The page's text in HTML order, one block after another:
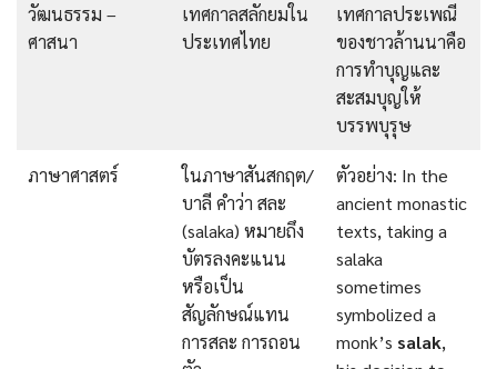
วัฒนธรรม –
ศาสนา
เทศกาลสลักยมใน
ประเทศไทย
เทศกาลประเพณี
ของชาวล้านนาคือ
การทำบุญและ
สะสมบุญให้
บรรพบุรุษ
ภาษาศาสตร์
ในภาษาสันสกฤต/
บาลี คำว่า สละ
(salaka) หมายถึง
บัตรลงคะแนน
หรือเป็น
สัญลักษณ์แทน
การสละ การถอน
ตัวอย่าง: In the
ancient monastic
texts, taking a
salaka
sometimes
symbolized a
monk’s salak,